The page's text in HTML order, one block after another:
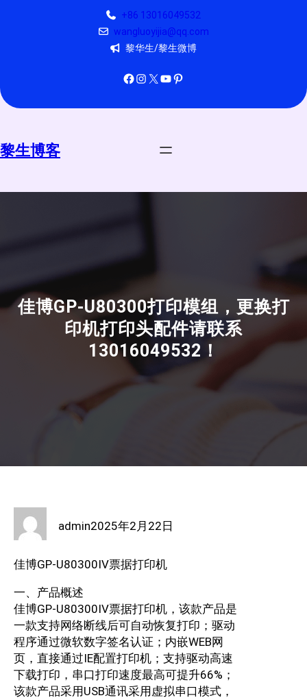
+86 13016049532
wangluoyijia@qq.com
黎华生/黎生微博
Facebook Instagram X YouTube Pinterest
黎生博客
佳博GP-U80300打印模组，更换打
印机打印头配件请联系
13016049532！
admin2025年2月22日
佳博GP-U80300IV票据打印机
一、产品概述
佳博GP-U80300IV票据打印机，该款产品是
一款支持网络断线后可自动恢复打印；驱动
程序通过微软数字签名认证；内嵌WEB网
页，直接通过IE配置打印机；支持驱动高速
下载打印，串口打印速度最高可提升66%；
该款产品采用USB通讯采用虚拟串口模式，